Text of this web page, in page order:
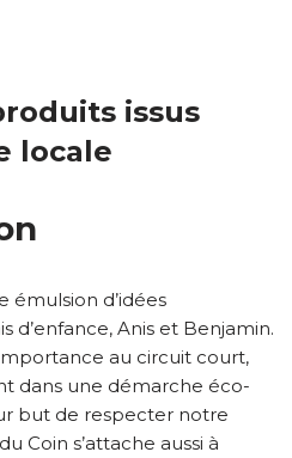
issus
locale
émulsion d’idées
d’enfance, Anis et Benjamin.
au circuit court,
dans une démarche éco-
but de respecter notre
Coin s’attache aussi à